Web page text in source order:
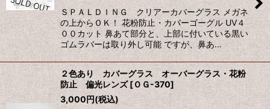
ＳＰＡＬＤＩＮＧ クリアーカバーグラス メガネ
の上からＯＫ！ 花粉防止・カバーゴーグル UV４
００カット 鼻あて部分と、上部に付いている黒い
ゴムラバーは取り外し可能 ですが、鼻あ…
２色あり カバーグラス オーバーグラス・花粉
防止 偏光レンズ [ＯＧ-370]
3,000円(税込)